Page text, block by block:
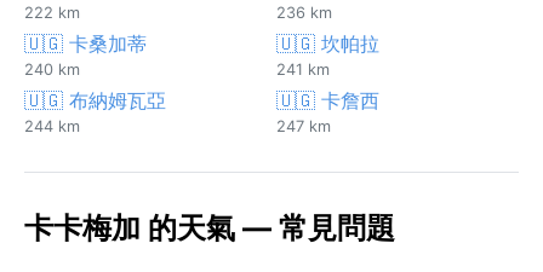
222 km 236 km
🇺🇬 卡桑加蒂
240 km
🇺🇬 坎帕拉
241 km
🇺🇬 布納姆瓦亞
244 km
🇺🇬 卡詹西
247 km
卡卡梅加 的天氣 — 常見問題